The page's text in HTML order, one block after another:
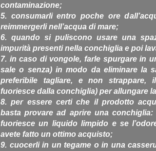
contaminazione;
5. consumarli entro poche ore
reimmergerli nell’acqua di mare;
6. quando si puliscono usare una
impurità presenti nella conchiglia e poi
7. in caso di vongole, farle spurgare in
sale o senza) in modo da eliminare la
preferibile tagliare, e non strappare,
fuoriesce dalla conchiglia) per allungare
8. per essere certi che il prodotto
basta provare ad aprire una
fuoriesce un liquido limpido e se
avete fatto un ottimo acquisto;
9. cuocerli in un tegame o in una